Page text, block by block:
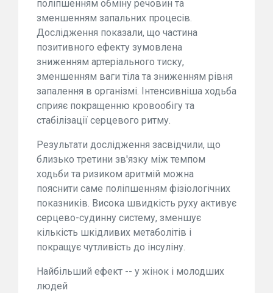
поліпшенням обміну речовин та
зменшенням запальних процесів.
Дослідження показали, що частина
позитивного ефекту зумовлена
зниженням артеріального тиску,
зменшенням ваги тіла та зниженням рівня
запалення в організмі. Інтенсивніша ходьба
сприяє покращенню кровообігу та
стабілізації серцевого ритму.
Результати дослідження засвідчили, що
близько третини зв'язку між темпом
ходьби та ризиком аритмій можна
пояснити саме поліпшенням фізіологічних
показників. Висока швидкість руху активує
серцево-судинну систему, зменшує
кількість шкідливих метаболітів і
покращує чутливість до інсуліну.
Найбільший ефект -- у жінок і молодших
людей